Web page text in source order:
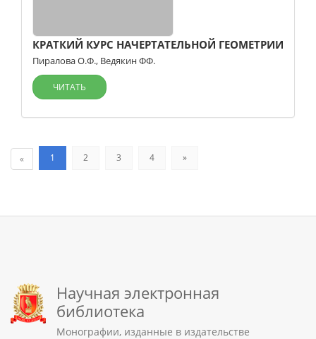
КРАТКИЙ КУРС НАЧЕРТАТЕЛЬНОЙ ГЕОМЕТРИИ
Пиралова О.Ф., Ведякин ФФ.
ЧИТАТЬ
« 1 2 3 4 »
Научная электронная
библиотека
Монографии, изданные в издательстве